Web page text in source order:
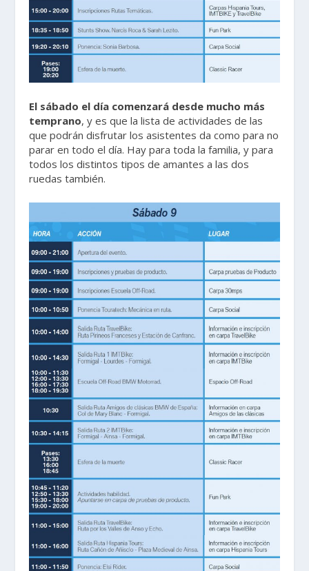
El sábado el día comenzará desde mucho más
temprano, y es que la lista de actividades de las
que podrán disfrutar los asistentes da como para no
parar en todo el día. Hay para toda la familia, y para
todos los distintos tipos de amantes a las dos
ruedas también.